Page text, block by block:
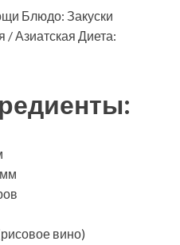
Блюдо: Закуски
/ Азиатская Диета:
вино)